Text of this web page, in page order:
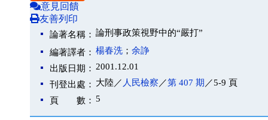
意見回饋
友善列印
論著名稱： 論刑事政策視野中的“嚴打”
編著譯者： 楊春洗 ； 余諍
出版日期： 2001.12.01
刊登出處： 大陸／ 人民檢察 ／第 407 期 ／5-9 頁
頁 數： 5